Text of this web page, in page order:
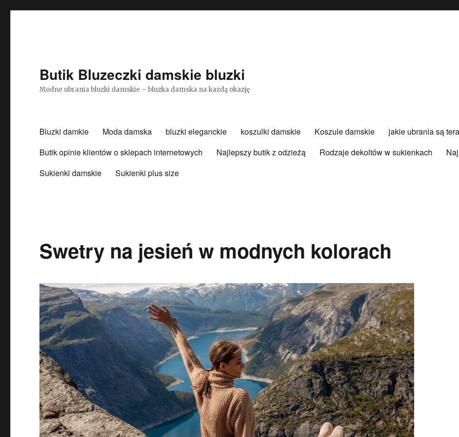
Butik Bluzeczki damskie bluzki
Modne ubrania bluzki damskie – bluzka damska na każdą okazję
Bluzki damkie Moda damska bluzki eleganckie koszulki damskie Koszule damskie jakie ubrania są
Butik opinie klientów o sklepach internetowych
Najlepszy butik z odzieżą Rodzaje dekoltów w sukienkach
Sukienki damskie
Sukienki plus size
Swetry na jesień w modnych kolorach